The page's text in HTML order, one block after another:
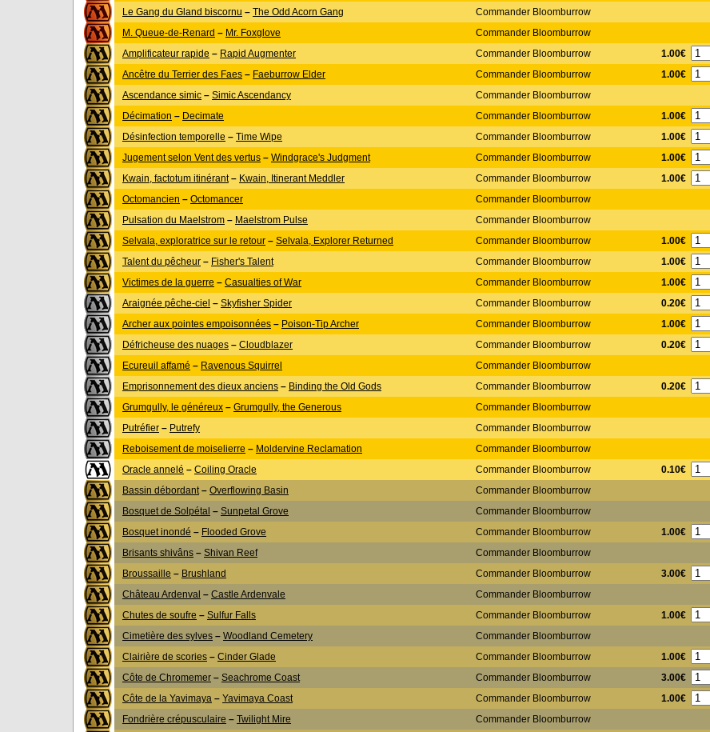
Le Gang du Gland biscornu – The Odd Acorn Gang Commander Bloomburrow
M. Queue-de-Renard – Mr. Foxglove Commander Bloomburrow
Amplificateur rapide – Rapid Augmenter Commander Bloomburrow 1.00€
Ancêtre du Terrier des Faes – Faeburrow Elder Commander Bloomburrow 1.00€
Ascendance simic – Simic Ascendancy Commander Bloomburrow
Décimation – Decimate Commander Bloomburrow 1.00€
Désinfection temporelle – Time Wipe Commander Bloomburrow 1.00€
Jugement selon Vent des vertus – Windgrace's Judgment Commander Bloomburrow 1.00€
Kwain, factotum itinérant– Kwain, Itinerant Meddler Commander Bloomburrow 1.00€
Octomancien – Octomancer Commander Bloomburrow
Pulsation du Maelstrom – Maelstrom Pulse Commander Bloomburrow
Selvala, exploratrice sur le retour – Selvala, Explorer Returned Commander Bloomburrow 1.00€
Talent du pêcheur – Fisher's Talent Commander Bloomburrow 1.00€
Victimes de la guerre – Casualties of War Commander Bloomburrow 1.00€
Araignée pêche-ciel – Skyfisher Spider Commander Bloomburrow 0.20€
Archer aux pointes empoisonnées – Poison-Tip Archer Commander Bloomburrow 1.00€
Défricheuse des nuages – Cloudblazer Commander Bloomburrow 0.20€
Ecureuil affamé – Ravenous Squirrel Commander Bloomburrow
Emprisonnement des dieux anciens – Binding the Old Gods Commander Bloomburrow 0.20€
Grumgully, le généreux – Grumgully, the Generous Commander Bloomburrow
Putréfier – Putrefy Commander Bloomburrow
Reboisement de moiselierre – Moldervine Reclamation Commander Bloomburrow
Oracle annelé – Coiling Oracle Commander Bloomburrow 0.10€
Bassin débordant – Overflowing Basin Commander Bloomburrow
Bosquet de Solpétal – Sunpetal Grove Commander Bloomburrow
Bosquet inondé – Flooded Grove Commander Bloomburrow 1.00€
Brisants shivâns – Shivan Reef Commander Bloomburrow
Broussaille – Brushland Commander Bloomburrow 3.00€
Château Ardenval – Castle Ardenvale Commander Bloomburrow
Chutes de soufre – Sulfur Falls Commander Bloomburrow 1.00€
Cimetière des sylves – Woodland Cemetery Commander Bloomburrow
Clairière de scories – Cinder Glade Commander Bloomburrow 1.00€
Côte de Chromemer – Seachrome Coast Commander Bloomburrow 3.00€
Côte de la Yavimaya – Yavimaya Coast Commander Bloomburrow 1.00€
Fondrière crépusculaire – Twilight Mire Commander Bloomburrow